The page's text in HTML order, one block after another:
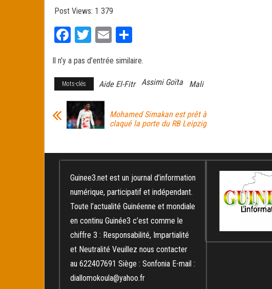
Post Views: 1 379
Fa
bo
ok
T
tt
er
E
ail ag
er
Il n’y a pas d’entrée similaire.
Mots-clés Aide El-Fitr Assimi Goïta Mali
Mohamed Simakan est prêt à
claqué la porte du RB Leipzig
Guinee3.net est un journal d’information
numérique, participatif et indépendant.
Toute l’actualité Guinéenne et mondiale
en continu Guinée3 c’est comme le
chiffre 3 : Responsabilité, Impartialité
et Neutralité Veuillez nous contacter
au 622407691 Siège : Sonfonia E-mail :
diallomokoula@yahoo.fr